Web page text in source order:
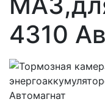
4310